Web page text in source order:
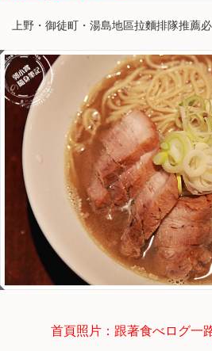
上野・御徒町・湯島地區拉麵排隊推薦
首頁照片：跟著食べログ一